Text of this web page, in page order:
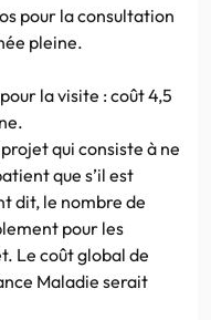
pour la consultation
pleine.
la visite : coût 4,5
qui consiste à ne
que s’il est
dit, le nombre de
pour les
Le coût global de
Maladie serait